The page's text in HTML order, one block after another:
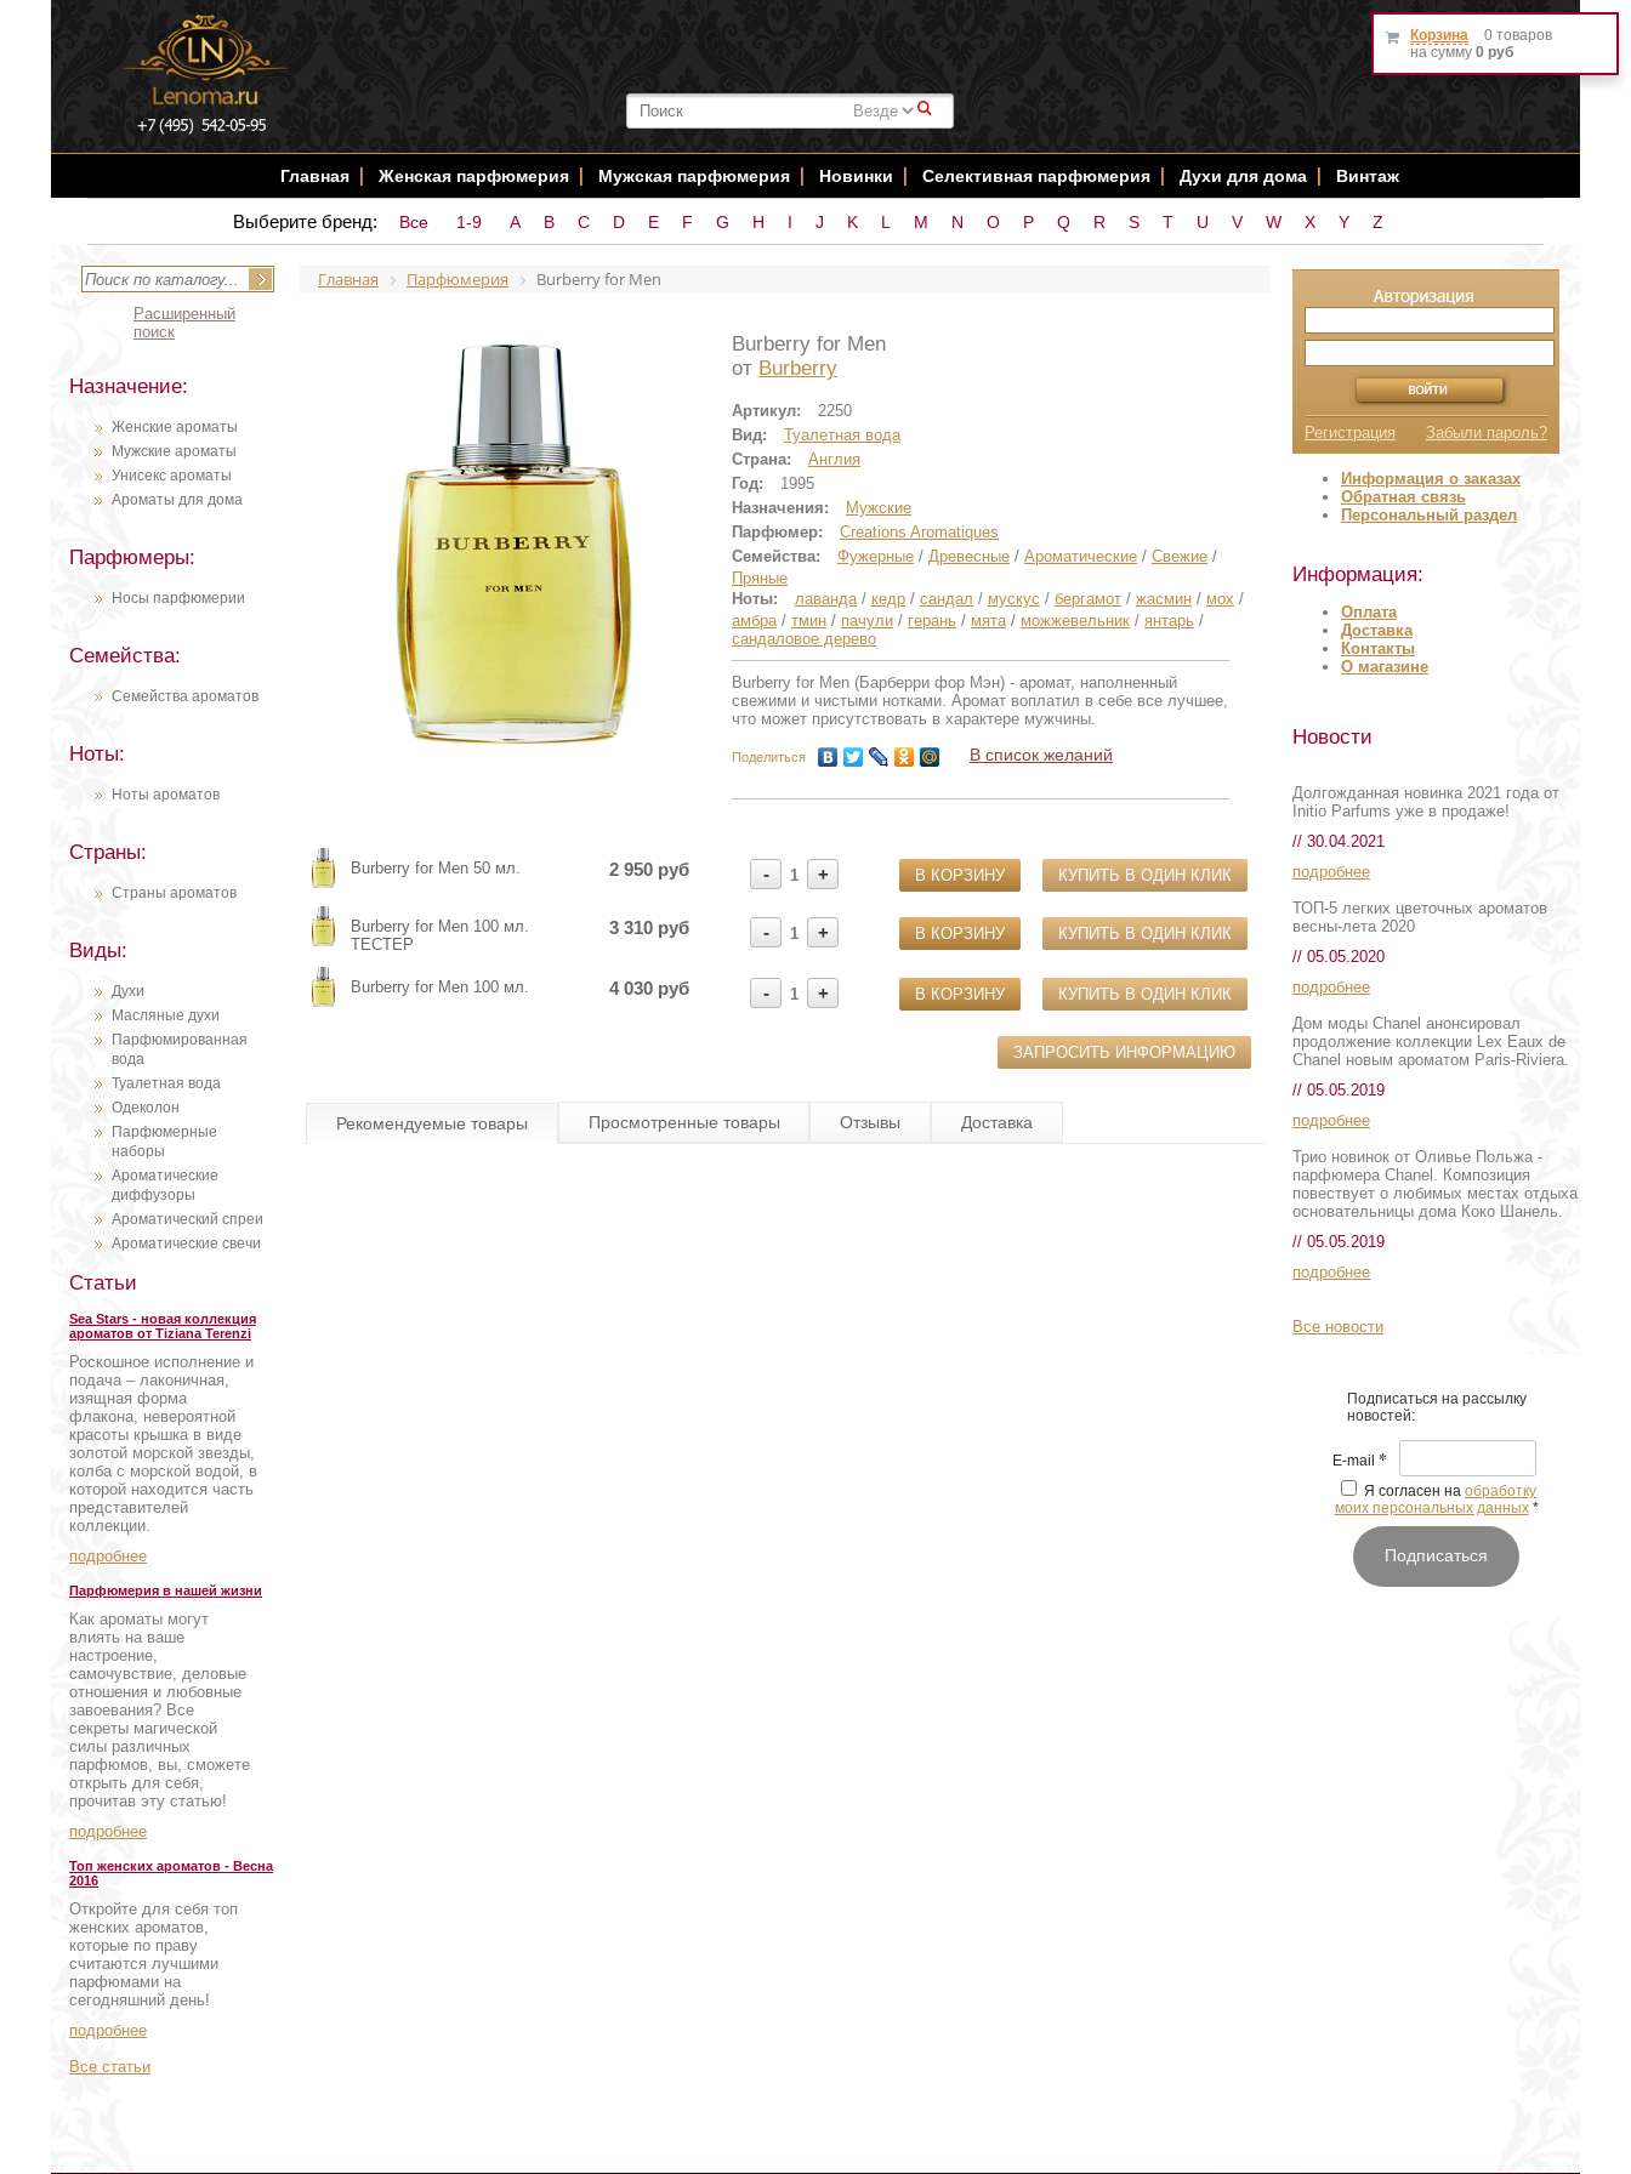
#
Главная Женская парфюмерия Мужская парфюмерия Новинки Селективная парфюмерия Духи для дома Винтаж
Выберите бренд: Все 1-9 A B C D E F G H I J K L M N O P Q R S T U V W X Y Z
Расширенный
поиск
Назначение:
Женские ароматы
Мужские ароматы
Унисекс ароматы
Ароматы для дома
Парфюмеры:
Носы парфюмерии
Семейства:
Семейства ароматов
Ноты:
Ноты ароматов
Страны:
Страны ароматов
Виды:
Духи
Масляные духи
Парфюмированная
вода
Туалетная вода
Одеколон
Парфюмерные
наборы
Ароматические
диффузоры
Ароматический спреи
Ароматические свечи
Статьи
Sea Stars - новая коллекция
ароматов от Tiziana Terenzi
Роскошное исполнение и
подача – лаконичная,
изящная форма
флакона, невероятной
красоты крышка в виде
золотой морской звезды,
колба с морской водой, в
которой находится часть
представителей
коллекции.
подробнее
Парфюмерия в нашей жизни
Как ароматы могут
влиять на ваше
настроение,
самочувствие, деловые
отношения и любовные
завоевания? Все
секреты магической
силы различных
парфюмов, вы, сможете
открыть для себя,
прочитав эту статью!
подробнее
Топ женских ароматов - Весна
2016
Откройте для себя топ
женских ароматов,
которые по праву
считаются лучшими
парфюмами на
сегодняшний день!
подробнее
Все статьи
Главная Парфюмерия Burberry for Men
Burberry for Men
от Burberry
Артикул:
2250
Вид:
Туалетная вода
Страна:
Англия
Год:
1995
Назначения:
Мужские
Парфюмер:
Creations Aromatiques
Семейства:
Фужерные / Древесные / Ароматические / Свежие /
Пряные
Ноты:
лаванда/ кедр / сандал / мускус / бергамот / жасмин / мох /
амбра/ тмин / пачули / герань / мята/ можжевельник / янтарь /
сандаловое дерево
Burberry for Men (Барберри фор Мэн) - аромат, наполненный
свежими и чистыми нотками. Аромат воплатил в себе все лучшее,
что может присутствовать в характере мужчины.
Поделиться В список желаний
Burberry for Men 50 мл. В КОРЗИНУ КУПИТЬ В ОДИН КЛИК
- 1 +
2 950 руб
Burberry for Men 100 мл.
ТЕСТЕР
В КОРЗИНУ КУПИТЬ В ОДИН КЛИК
- 1 +
3 310 руб
Burberry for Men 100 мл. В КОРЗИНУ КУПИТЬ В ОДИН КЛИК
- 1 +
4 030 руб
ЗАПРОСИТЬ ИНФОРМАЦИЮ
Рекомендуемые товары Просмотренные товары Отзывы Доставка
Корзина
0 товаров
на сумму 0 руб
Регистрация Забыли пароль?
Информация о заказах
Обратная связь
Персональный раздел
Информация:
Оплата
Доставка
Контакты
О магазине
Новости
Долгожданная новинка 2021 года от
Initio Parfums уже в продаже!
// 30.04.2021
подробнее
ТОП-5 легких цветочных ароматов
весны-лета 2020
// 05.05.2020
подробнее
Дом моды Chanel анонсировал
продолжение коллекции Lex Eaux de
Chanel новым ароматом Paris-Riviera.
// 05.05.2019
подробнее
Трио новинок от Оливье Польжа -
парфюмера Chanel. Композиция
повествует о любимых местах отдыха
основательницы дома Коко Шанель.
// 05.05.2019
подробнее
Все новости
Подписаться на рассылку
новостей:
E-mail *
Я согласен на обработку
моих персональных данных *
Подписаться